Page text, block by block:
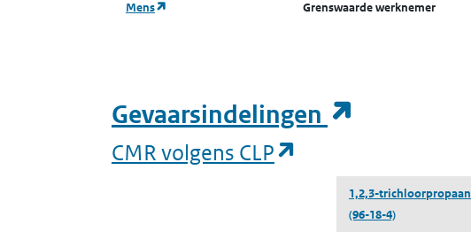
Mens (opent in een nieuw tabblad)Grenswaarde werknemer
Gevaarsindelingen
CMR volgens CLP
1,2,3-trichloorpropaan
(96-18-4)